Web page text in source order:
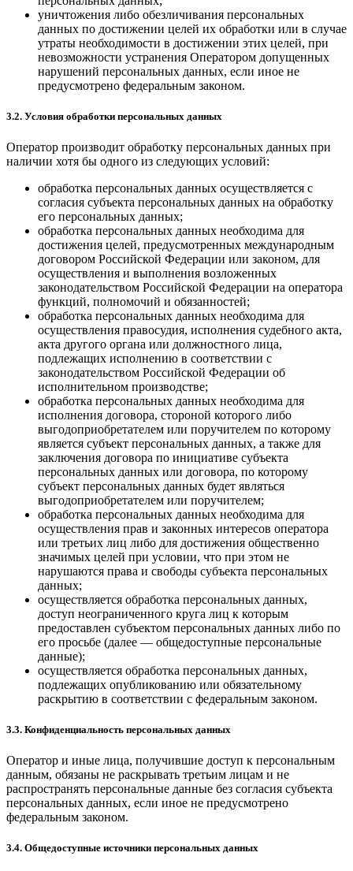
уничтожения либо обезличивания персональных
данных по достижении целей их обработки или в случае
утраты необходимости в достижении этих целей, при
невозможности устранения Оператором допущенных
нарушений персональных данных, если иное не
предусмотрено федеральным законом.
3.2. Условия обработки персональных данных
Оператор производит обработку персональных данных при
наличии хотя бы одного из следующих условий:
обработка персональных данных осуществляется с
согласия субъекта персональных данных на обработку
его персональных данных;
обработка персональных данных необходима для
достижения целей, предусмотренных международным
договором Российской Федерации или законом, для
осуществления и выполнения возложенных
законодательством Российской Федерации на оператора
функций, полномочий и обязанностей;
обработка персональных данных необходима для
осуществления правосудия, исполнения судебного акта,
акта другого органа или должностного лица,
подлежащих исполнению в соответствии с
законодательством Российской Федерации об
исполнительном производстве;
обработка персональных данных необходима для
исполнения договора, стороной которого либо
выгодоприобретателем или поручителем по которому
является субъект персональных данных, а также для
заключения договора по инициативе субъекта
персональных данных или договора, по которому
субъект персональных данных будет являться
выгодоприобретателем или поручителем;
обработка персональных данных необходима для
осуществления прав и законных интересов оператора
или третьих лиц либо для достижения общественно
значимых целей при условии, что при этом не
нарушаются права и свободы субъекта персональных
данных;
осуществляется обработка персональных данных,
доступ неограниченного круга лиц к которым
предоставлен субъектом персональных данных либо по
его просьбе (далее — общедоступные персональные
данные);
осуществляется обработка персональных данных,
подлежащих опубликованию или обязательному
раскрытию в соответствии с федеральным законом.
3.3. Конфиденциальность персональных данных
Оператор и иные лица, получившие доступ к персональным
данным, обязаны не раскрывать третьим лицам и не
распространять персональные данные без согласия субъекта
персональных данных, если иное не предусмотрено
федеральным законом.
3.4. Общедоступные источники персональных данных